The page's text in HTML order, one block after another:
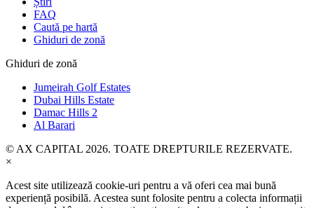
FAQ
Caută pe hartă
Ghiduri de zonă
Ghiduri de zonă
Jumeirah Golf Estates
Dubai Hills Estate
Damac Hills 2
Al Barari
© AX CAPITAL 2026. TOATE DREPTURILE REZERVATE.
×
Acest site utilizează cookie-uri pentru a vă oferi cea mai bună
experiență posibilă. Acestea sunt folosite pentru a colecta informații